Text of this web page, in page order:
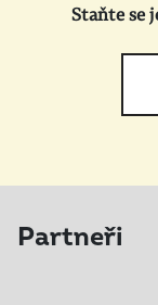
Staňte se
Partneři